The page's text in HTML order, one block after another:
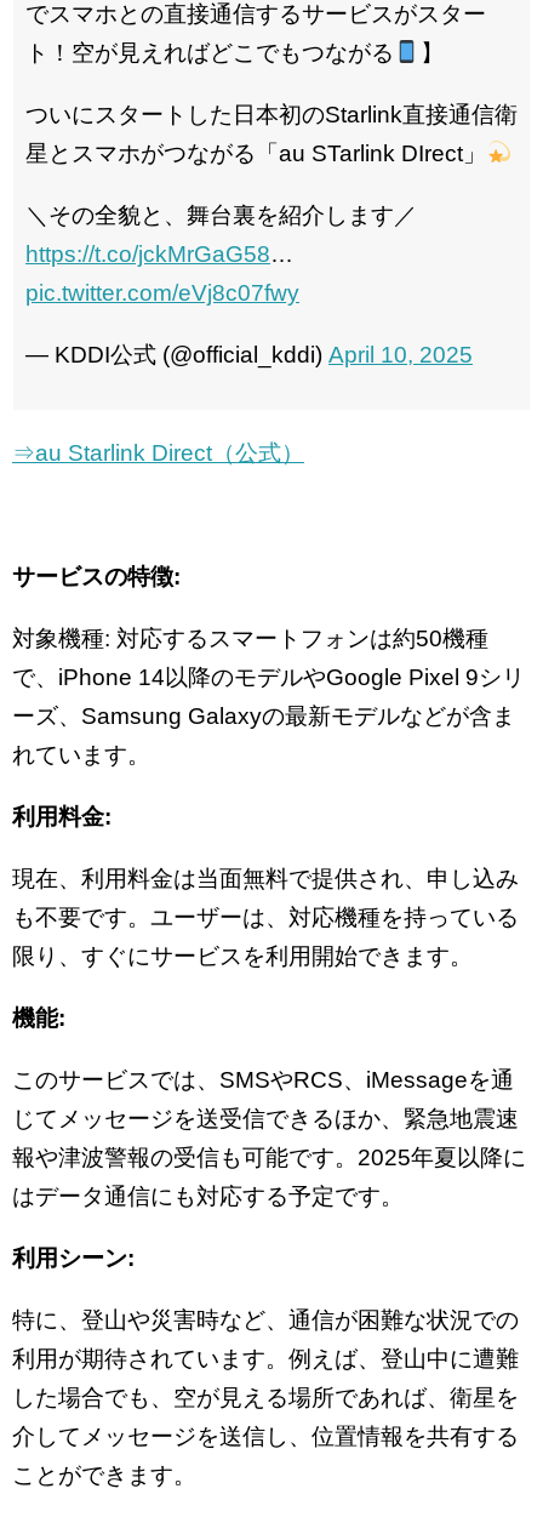
でスマホとの直接通信するサービスがスター
ト！空が見えればどこでもつながる
​】
​ついにスタートした日本初のStarlink直接通信衛
星とスマホがつながる「au STarlink DIrect」
＼その全貌と、舞台裏を紹介します／
https://t.co/jckMrGaG58…
pic.twitter.com/eVj8c07fwy
— KDDI公式 (@official_kddi) April 10, 2025
⇒au Starlink Direct（公式）
サービスの特徴:
対象機種: 対応するスマートフォンは約50機種
で、iPhone 14以降のモデルやGoogle Pixel 9シリ
ーズ、Samsung Galaxyの最新モデルなどが含ま
れています。
利用料金:
現在、利用料金は当面無料で提供され、申し込み
も不要です。ユーザーは、対応機種を持っている
限り、すぐにサービスを利用開始できます。
機能:
このサービスでは、SMSやRCS、iMessageを通
じてメッセージを送受信できるほか、緊急地震速
報や津波警報の受信も可能です。2025年夏以降に
はデータ通信にも対応する予定です。
利用シーン:
特に、登山や災害時など、通信が困難な状況での
利用が期待されています。例えば、登山中に遭難
した場合でも、空が見える場所であれば、衛星を
介してメッセージを送信し、位置情報を共有する
ことができます。